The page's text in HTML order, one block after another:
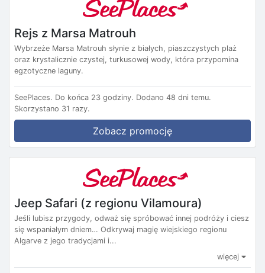
Rejs z Marsa Matrouh
Wybrzeże Marsa Matrouh słynie z białych, piaszczystych plaż
oraz krystalicznie czystej, turkusowej wody, która przypomina
egzotyczne laguny.
SeePlaces. Do końca 23 godziny. Dodano 48 dni temu.
Skorzystano 31 razy.
Zobacz promocję
Jeep Safari (z regionu Vilamoura)
Jeśli lubisz przygody, odważ się spróbować innej podróży i ciesz
się wspaniałym dniem… Odkrywaj magię wiejskiego regionu
Algarve z jego tradycjami i...
więcej